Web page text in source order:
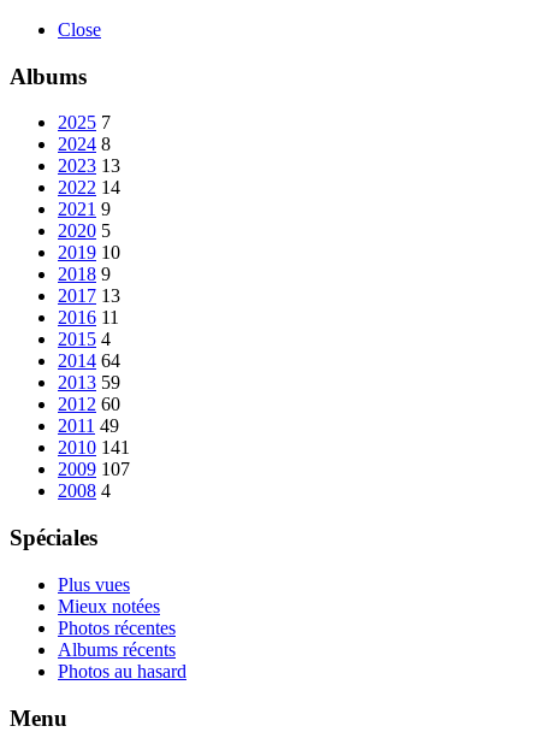
Close
Albums
2025 7
2024 8
2023 13
2022 14
2021 9
2020 5
2019 10
2018 9
2017 13
2016 11
2015 4
2014 64
2013 59
2012 60
2011 49
2010 141
2009 107
2008 4
Spéciales
Plus vues
Mieux notées
Photos récentes
Albums récents
Photos au hasard
Menu